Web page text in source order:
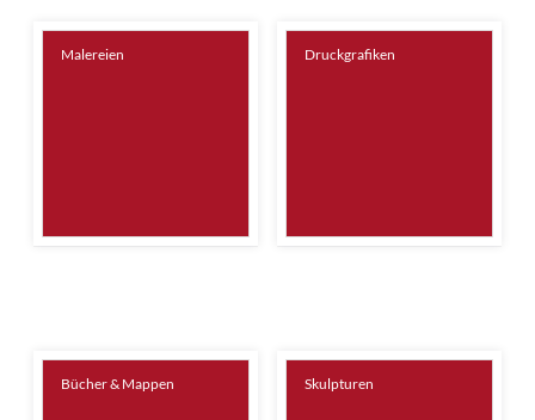
Malereien Druckgrafiken
Bücher & Mappen Skulpturen